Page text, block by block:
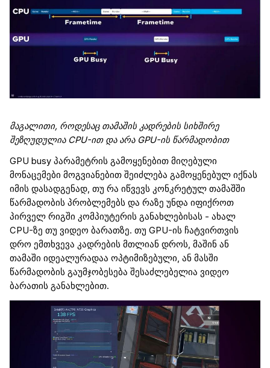
მაგალითი, როდესაც თამაშის კადრების სიხშირე
შეზღუდულიაCPU-ით და არაGPU-ის წარმადობით
GPU busy პარამეტრის გამოყენებით მიღებული
მონაცემები მოგვიანებით შეიძლება გამოყენებულ იქნას
იმის დასადგენად, თუ რა იწვევს კონკრეტულ თამაშში
წარმადობის პრობლემებს და რაზე უნდა იფიქროთ
პირველ რიგში კომპიუტერის განახლებისას - ახალ
CPU-ზე თუ ვიდეო ბარათზე. თუ GPU-ის ჩატვირთვის
დრო ემთხვევა კადრების მთლიან დროს, მაშინ ან
თამაში იდეალურადაა ოპტიმიზებული, ან მასში
წარმადობის გაუმჯობესება შესაძლებელია ვიდეო
ბარათის განახლებით.